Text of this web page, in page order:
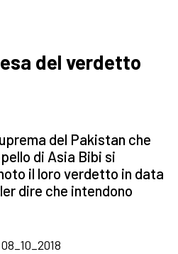
del verdetto
del Pakistan che
di Asia Bibi si
il loro verdetto in data
dire che intendono
08_10_2018